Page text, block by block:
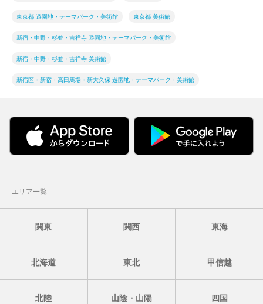
東京都 遊園地・テーマパーク・美術館 東京都 美術館
新宿・中野・杉並・吉祥寺 遊園地・テーマパーク・美術館
新宿・中野・杉並・吉祥寺 美術館
新宿区・新宿・高田馬場・新大久保 遊園地・テーマパーク・美術館
エリア一覧
関東 関西 東海
北海道 東北 甲信越
北陸 山陰・山陽 四国